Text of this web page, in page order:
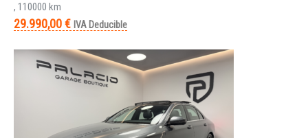
, 110000 km
29.990,00 € IVA Deducible